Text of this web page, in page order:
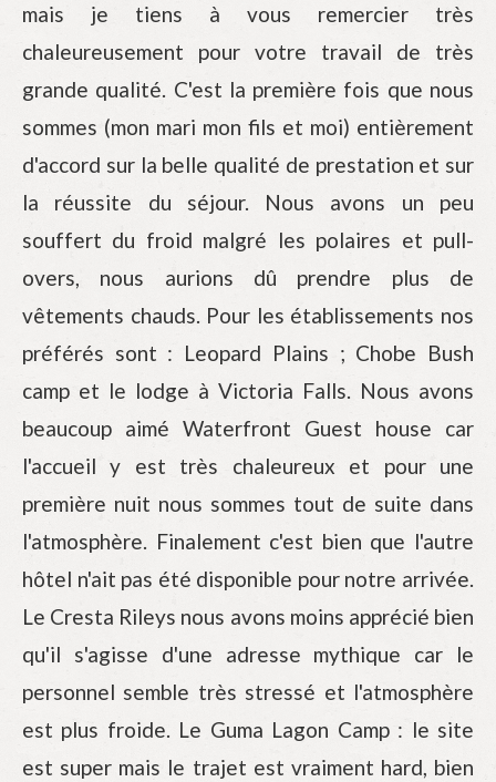
mais je tiens à vous remercier très
chaleureusement pour votre travail de très
grande qualité. C'est la première fois que nous
sommes (mon mari mon fils et moi) entièrement
d'accord sur la belle qualité de prestation et sur
la réussite du séjour. Nous avons un peu
souffert du froid malgré les polaires et pull-
overs, nous aurions dû prendre plus de
vêtements chauds. Pour les établissements nos
préférés sont : Leopard Plains ; Chobe Bush
camp et le lodge à Victoria Falls. Nous avons
beaucoup aimé Waterfront Guest house car
l'accueil y est très chaleureux et pour une
première nuit nous sommes tout de suite dans
l'atmosphère. Finalement c'est bien que l'autre
hôtel n'ait pas été disponible pour notre arrivée.
Le Cresta Rileys nous avons moins apprécié bien
qu'il s'agisse d'une adresse mythique car le
personnel semble très stressé et l'atmosphère
est plus froide. Le Guma Lagon Camp : le site
est super mais le trajet est vraiment hard, bien